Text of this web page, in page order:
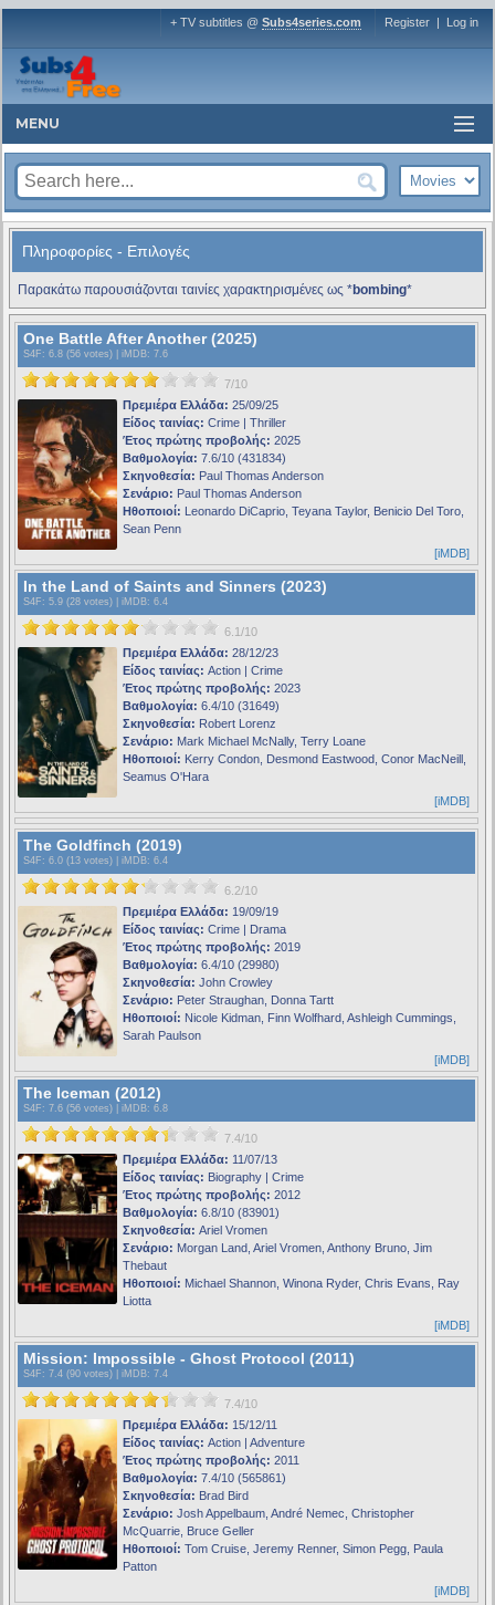
+ TV subtitles @ Subs4series.com Register | Log in
MENU
Πληροφορίες - Επιλογές
Παρακάτω παρουσιάζονται ταινίες χαρακτηρισμένες ως *bombing*
One Battle After Another (2025)
S4F : 6.8 (56 votes) | iMDB: 7.6
7/10
Πρεμιέρα Ελλάδα: 25/09/25
Είδος ταινίας: Crime | Thriller
Έτος πρώτης προβολής: 2025
Βαθμολογία: 7.6/10 (431834)
Σκηνοθεσία: Paul Thomas Anderson
Σενάριο: Paul Thomas Anderson
Ηθοποιοί: Leonardo DiCaprio, Teyana Taylor, Benicio Del Toro,
Sean Penn
[iMDB]
In the Land of Saints and Sinners (2023)
S4F : 5.9 (28 votes) | iMDB: 6.4
6.1/10
Πρεμιέρα Ελλάδα: 28/12/23
Είδος ταινίας: Action | Crime
Έτος πρώτης προβολής: 2023
Βαθμολογία: 6.4/10 (31649)
Σκηνοθεσία: Robert Lorenz
Σενάριο: Mark Michael McNally, Terry Loane
Ηθοποιοί: Kerry Condon, Desmond Eastwood, Conor MacNeill,
Seamus O'Hara
[iMDB]
The Goldfinch (2019)
S4F : 6.0 (13 votes) | iMDB: 6.4
6.2/10
Πρεμιέρα Ελλάδα: 19/09/19
Είδος ταινίας: Crime | Drama
Έτος πρώτης προβολής: 2019
Βαθμολογία: 6.4/10 (29980)
Σκηνοθεσία: John Crowley
Σενάριο: Peter Straughan, Donna Tartt
Ηθοποιοί: Nicole Kidman, Finn Wolfhard, Ashleigh Cummings,
Sarah Paulson
[iMDB]
The Iceman (2012)
S4F : 7.6 (56 votes) | iMDB: 6.8
7.4/10
Πρεμιέρα Ελλάδα: 11/07/13
Είδος ταινίας: Biography | Crime
Έτος πρώτης προβολής: 2012
Βαθμολογία: 6.8/10 (83901)
Σκηνοθεσία: Ariel Vromen
Σενάριο: Morgan Land, Ariel Vromen, Anthony Bruno, Jim
Thebaut
Ηθοποιοί: Michael Shannon, Winona Ryder, Chris Evans, Ray
Liotta
[iMDB]
Mission: Impossible - Ghost Protocol (2011)
S4F : 7.4 (90 votes) | iMDB: 7.4
7.4/10
Πρεμιέρα Ελλάδα: 15/12/11
Είδος ταινίας: Action | Adventure
Έτος πρώτης προβολής: 2011
Βαθμολογία: 7.4/10 (565861)
Σκηνοθεσία: Brad Bird
Σενάριο: Josh Appelbaum, André Nemec, Christopher
McQuarrie, Bruce Geller
Ηθοποιοί: Tom Cruise, Jeremy Renner, Simon Pegg, Paula
Patton
[iMDB]